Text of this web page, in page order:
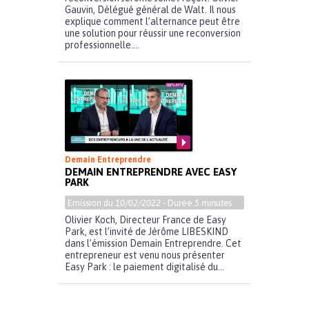
Gauvin, Délégué général de Walt. Il nous
explique comment l’alternance peut être
une solution pour réussir une reconversion
professionnelle....
Demain Entreprendre
DEMAIN ENTREPRENDRE AVEC EASY
PARK
Emission du 10/02/2022 - Durée 5 minutes
Olivier Koch, Directeur France de Easy
Park, est l’invité de Jérôme LIBESKIND
dans l’émission Demain Entreprendre. Cet
entrepreneur est venu nous présenter
Easy Park : le paiement digitalisé du...